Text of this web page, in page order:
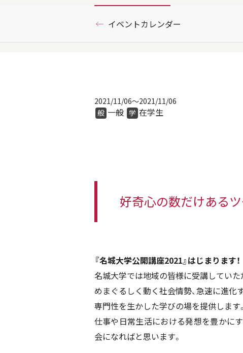
イベントカレンダー
2021/11/06～2021/11/06
般 一般 学 在学生
好奇心の数だけある
『名城大学公開講座2021』はじまります！
名城大学では地域の皆様に受講していた
めまぐるしく動く社会情勢、急速に進化
専門性を生かした学びの場を提供します。
仕事や日常生活における発想を豊かに
会になればと思います。